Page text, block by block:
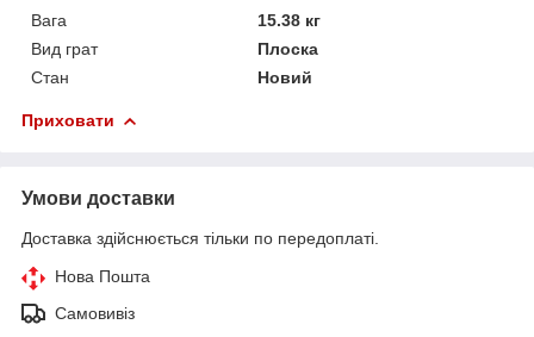
Вага
15.38 кг
Вид грат
Плоска
Стан
Новий
Приховати
Умови доставки
Доставка здійснюється тільки по передоплаті.
Нова Пошта
Самовивіз